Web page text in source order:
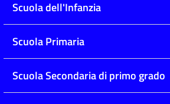
Scuola dell'Infanzia
Scuola Primaria
Scuola Secondaria di primo grado